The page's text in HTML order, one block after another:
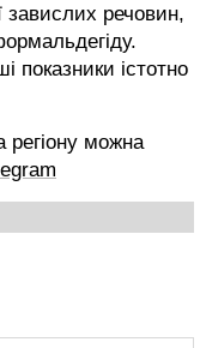
завислих речовин,
показники істотно
регіону можна